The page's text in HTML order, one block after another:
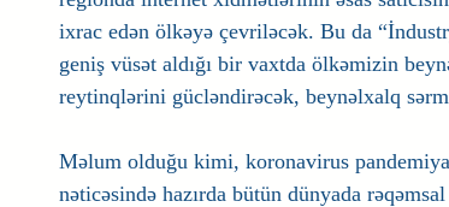
ixrac edən ölkəyə çevriləcək. Bu da
geniş vüsət aldığı bir vaxtda ölkəmizin
reytinqlərini gücləndirəcək, beynəlxalq
Məlum olduğu kimi, koronavirus
nəticəsində hazırda bütün dünyada